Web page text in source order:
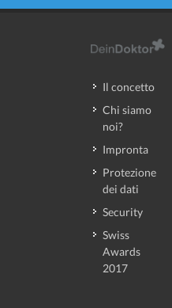
Il concetto
Chi siamo
noi?
Impronta
Protezione
dei dati
Security
Swiss
Awards
2017